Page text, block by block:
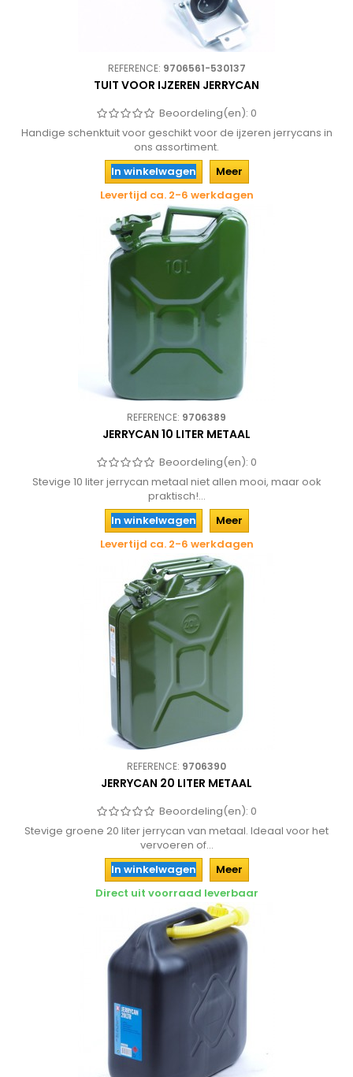
REFERENCE: 9706561-530137
TUIT VOOR IJZEREN JERRYCAN
Beoordeling(en): 0
Handige schenktuit voor geschikt voor de ijzeren jerrycans in
ons assortiment.
In winkelwagen
Meer
Levertijd ca. 2-6 werkdagen
REFERENCE: 9706389
JERRYCAN 10 LITER METAAL
Beoordeling(en): 0
Stevige 10 liter jerrycan metaal niet allen mooi, maar ook
praktisch!...
In winkelwagen
Meer
Levertijd ca. 2-6 werkdagen
REFERENCE: 9706390
JERRYCAN 20 LITER METAAL
Beoordeling(en): 0
Stevige groene 20 liter jerrycan van metaal. Ideaal voor het
vervoeren of...
In winkelwagen
Meer
Direct uit voorraad leverbaar